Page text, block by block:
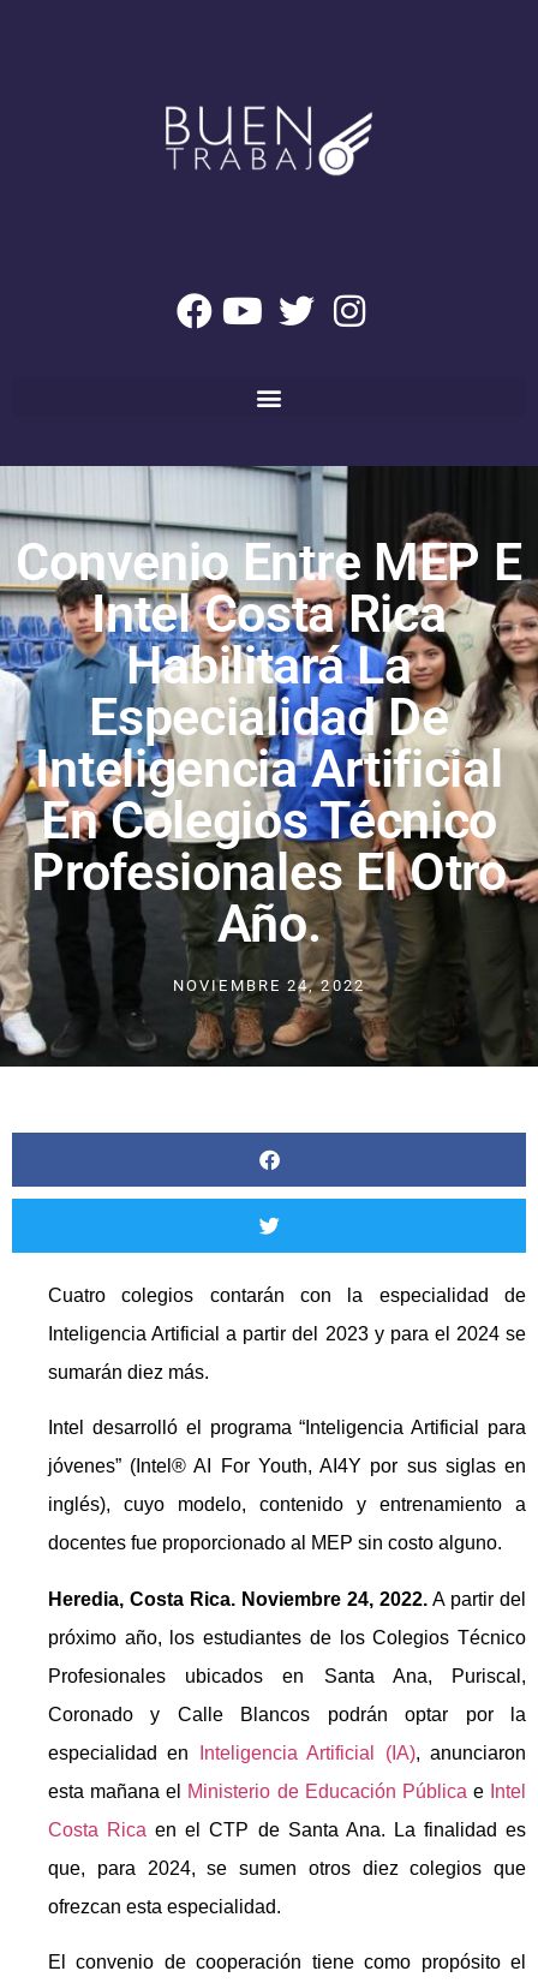
Convenio Entre MEP E
Intel Costa Rica
Habilitará La
Especialidad De
Inteligencia Artificial
En Colegios Técnico
Profesionales El Otro
Año.
NOVIEMBRE 24, 2022
Cuatro colegios contarán con la especialidad de
Inteligencia Artificial a partir del 2023 y para el 2024 se
sumarán diez más.
Intel desarrolló el programa “Inteligencia Artificial para
jóvenes” (Intel® AI For Youth, AI4Y por sus siglas en
inglés), cuyo modelo, contenido y entrenamiento a
docentes fue proporcionado al MEP sin costo alguno.
Heredia, Costa Rica. Noviembre 24, 2022. A partir del
próximo año, los estudiantes de los Colegios Técnico
Profesionales ubicados en Santa Ana, Puriscal,
Coronado y Calle Blancos podrán optar por la
especialidad en
Inteligencia Artificial (IA), anunciaron
esta mañana el Ministerio de Educación Pública e Intel
Costa Ricaen el CTP de Santa Ana. La finalidad es
que, para 2024, se sumen otros diez colegios que
ofrezcan esta especialidad.
El convenio de cooperación tiene como propósito el